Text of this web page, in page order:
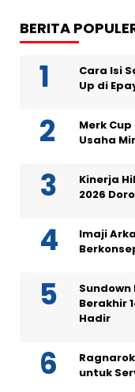
BERITA
Cara Isi
Up di
Merk
Usaha
Kinerja
2026
Imaji
Berakhir
Hadir
untuk